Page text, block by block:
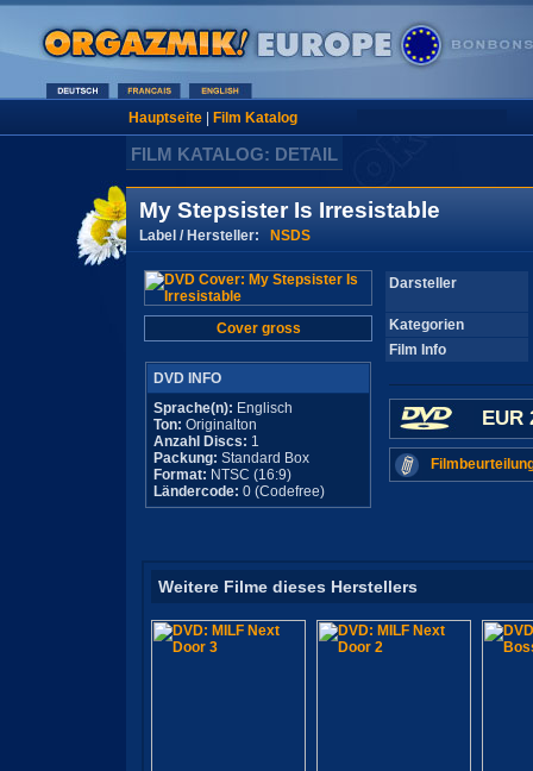
Hauptseite| Film Katalog
FILM KATALOG: DETAIL
My Stepsister Is Irresistable
Label / Hersteller: NSDS
Cover gross
DVD INFO
Sprache(n): Englisch
Ton: Originalton
Anzahl Discs: 1
Packung: Standard Box
Format: NTSC (16:9)
Ländercode: 0 (Codefree)
Darsteller
Kategorien
Film Info
EUR
Weitere Filme dieses Herstellers